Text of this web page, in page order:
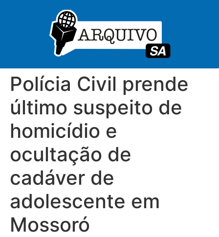
Polícia Civil prende
último suspeito de
homicídio e
ocultação de
cadáver de
adolescente em
Mossoró